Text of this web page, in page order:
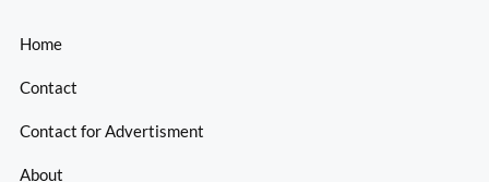
Home
Contact
Contact for Advertisment
About